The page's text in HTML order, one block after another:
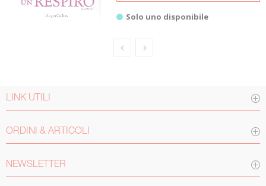
Solo uno disponibile
LINK UTILI
ORDINI & ARTICOLI
NEWSLETTER